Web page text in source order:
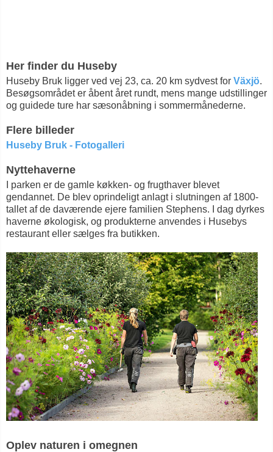
Her finder du Huseby
Huseby Bruk ligger ved vej 23, ca. 20 km sydvest for Växjö.
Besøgsområdet er åbent året rundt, mens mange udstillinger
og guidede ture har sæsonåbning i sommermånederne.
Flere billeder
Huseby Bruk - Fotogalleri
Nyttehaverne
I parken er de gamle køkken- og frugthaver blevet
gendannet. De blev oprindeligt anlagt i slutningen af 1800-
tallet af de daværende ejere familien Stephens. I dag dyrkes
haverne økologisk, og produkterne anvendes i Husebys
restaurant eller sælges fra butikken.
Oplev naturen i omegnen